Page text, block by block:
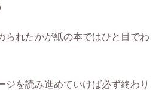
られたかが紙の本ではひと目でわ
ジを読み進めていけば必ず終わり